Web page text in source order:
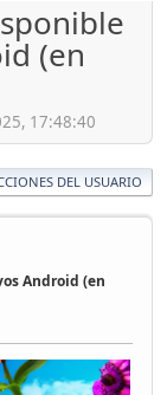
(en
17:48:40
DEL USUARIO
Android (en